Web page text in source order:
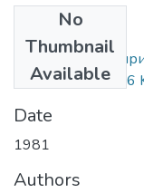
No
Thumbnail
Available
Устройство для
гранул.pdf(108.56
Date
1981
Authors